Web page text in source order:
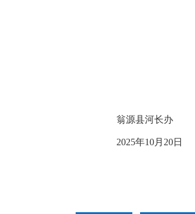
翁源县河长办
2025年10月20日